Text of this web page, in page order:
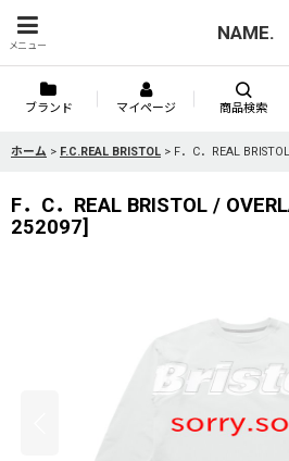
メニュー
NAME.
ブランド マイページ 商品検索
ホーム > F.C.REAL BRISTOL > F．C．REAL
F．C．REAL BRISTOL /
252097]